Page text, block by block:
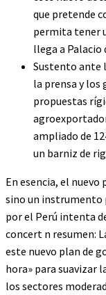
que pretende
permita tener
llega a Palacio
Sustento ante
la prensa y los
propuestas
ampliado de
un barniz de
En esencia, el
sino un instrumento
por el Perú intenta
concert n resumen:
este nuevo plan de
hora» para suavizar
los sectores